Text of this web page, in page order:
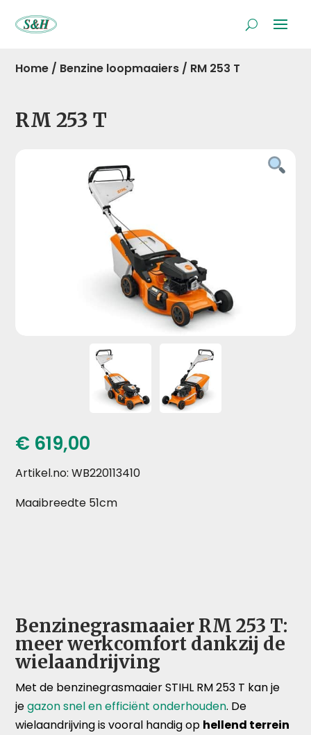
Home / Benzine loopmaaiers / RM 253 T
RM 253 T
€ 619,00
Artikel.no: WB220113410
Maaibreedte 51cm
Benzinegrasmaaier RM 253 T:
meer werkcomfort dankzij de
wielaandrijving
Met de benzinegrasmaaier STIHL RM 253 T kan je
jegazon snel en efficiënt onderhouden. De
wielaandrijving is vooral handig op hellend terrein